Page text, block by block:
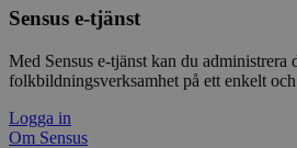
Sensus e-tjänst
Med Sensus e-tjänst kan du administrera
folkbildningsverksamhet på ett enkelt
Logga in
Om Sensus